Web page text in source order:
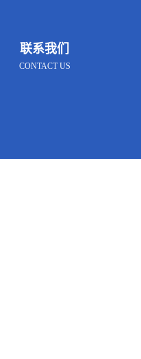
联系我们
CONTACT US